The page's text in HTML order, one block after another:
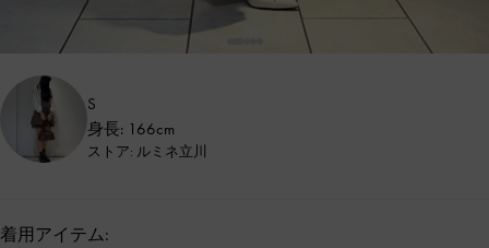
S
身長: 166cm
ストア: ルミネ立川
着用アイテム: